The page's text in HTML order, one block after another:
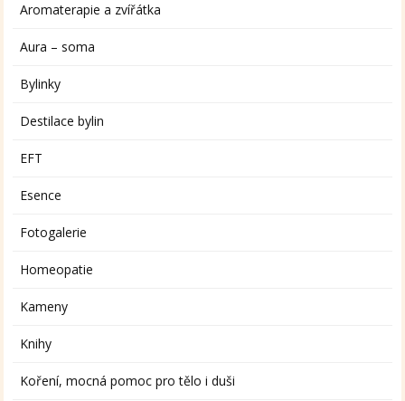
Aromaterapie a zvířátka
Aura – soma
Bylinky
Destilace bylin
EFT
Esence
Fotogalerie
Homeopatie
Kameny
Knihy
Koření, mocná pomoc pro tělo i duši